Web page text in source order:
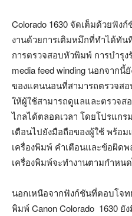
Colorado 1630 จัดเต็มด้วยฟัง
งานด้วยการเติมหมึกที่ทำได้ทั
การตรวจสอบหัวพิมพ์ การบำรุ
media feed winding นอกจาก
ของแคนนอนที่สามารถตรวจสอ
ให้ผู้ใช้สามารถดูแลและตรวจส
ไกลได้ตลอดเวลา โดยโปรแก
เตือนไปยังมือถือของผู้ใช้ พร้อ
เครื่องพิมพ์ คำเตือนและข้อผิดพ
เครื่องพิมพ์จะทำงานตามกำหน
นอกเหนือจากฟังก์ชันที่ตอบโจท
พิมพ์ Canon Colorado 1630 ยั